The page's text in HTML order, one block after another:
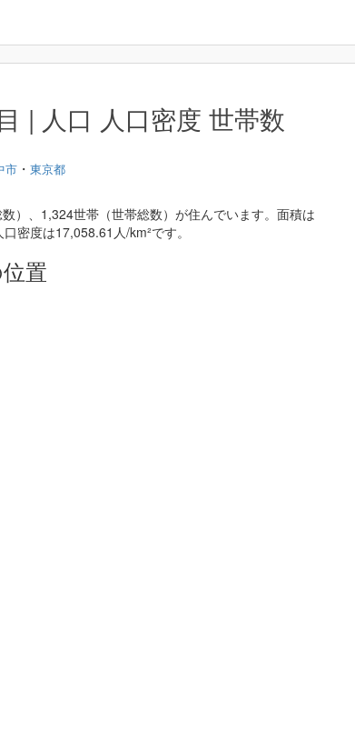
| 人口 人口密度 世帯数
市 ・ 東京都
）、1,324世帯（世帯総数）が住んでいます。面積は
密度は17,058.61人/km²です。
置